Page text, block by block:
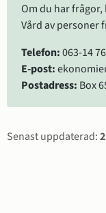
Om du har
Vård av personer
Telefon: 063-14
E-post:
Postadress: Box
Senast uppdaterad: